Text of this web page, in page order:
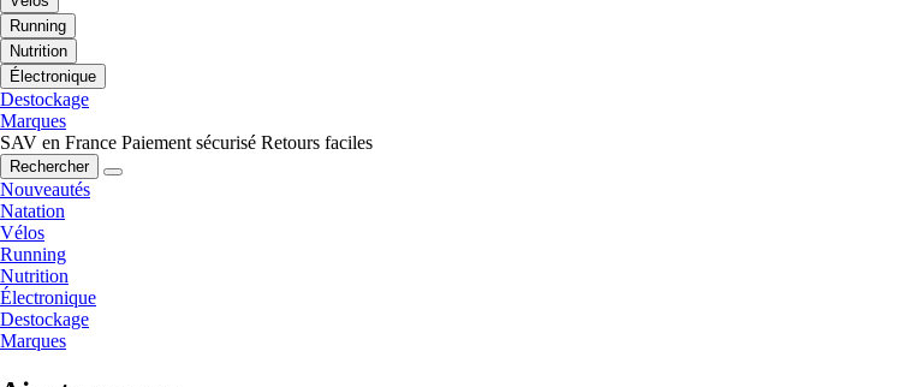
Running
Nutrition
Électronique
Destockage
Marques
SAV en France Paiement sécurisé Retours faciles
Rechercher
Nouveautés
Natation
Vélos
Running
Nutrition
Électronique
Destockage
Marques